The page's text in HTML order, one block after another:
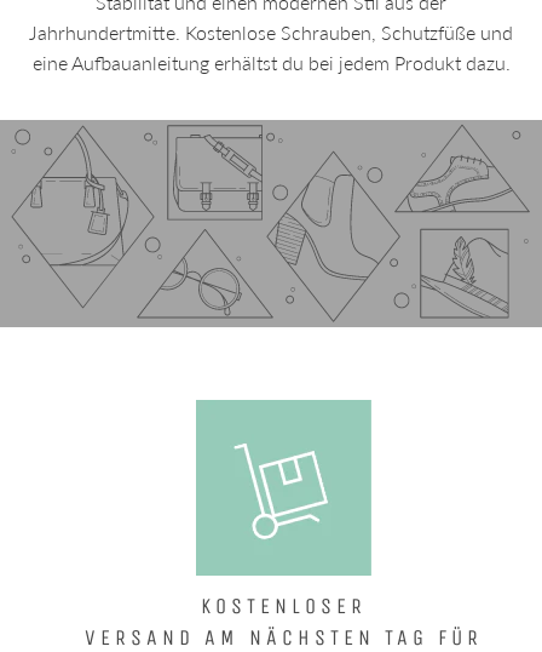
Jahrhundertmitte. Kostenlose Schrauben, Schutzfüße und
eine Aufbauanleitung erhältst du bei jedem Produkt dazu.
KOSTENLOSER
VERSAND AM NÄCHSTEN TAG FÜR